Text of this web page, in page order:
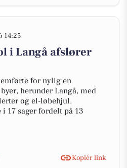
14:25
i Langå afslører
for nylig en
herunder Langå, med
og el-løbehjul.
17 sager fordelt på 13
Kopiér link